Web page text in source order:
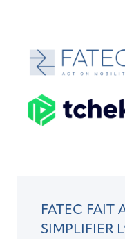
FATEC FAIT
SIMPLIFIER